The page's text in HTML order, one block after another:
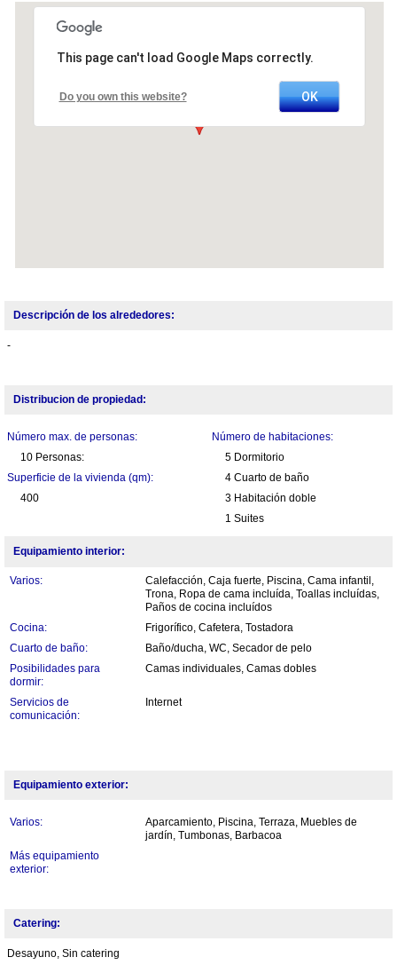
This page can't load Google Maps correctly.
Do you own this website? OK
Descripción de los alrededores:
-
Distribucion de propiedad:
Número max. de personas:
10 Personas:
Superficie de la vivienda (qm):
400
Número de habitaciones:
5 Dormitorio
4 Cuarto de baño
3 Habitación doble
1 Suites
Equipamiento interior:
Varios:
Calefacción, Caja fuerte, Piscina, Cama infantil,
Trona, Ropa de cama incluída, Toallas incluídas,
Paños de cocina incluídos
Cocina:
Frigorífico, Cafetera, Tostadora
Cuarto de baño:
Baño/ducha, WC, Secador de pelo
Posibilidades para
dormir:
Camas individuales, Camas dobles
Servicios de
comunicación:
Internet
Equipamiento exterior:
Varios:
Aparcamiento, Piscina, Terraza, Muebles de
jardín, Tumbonas, Barbacoa
Más equipamiento
exterior:
Catering:
Desayuno, Sin catering